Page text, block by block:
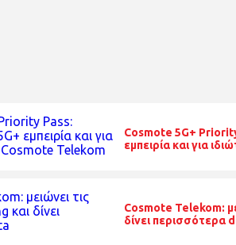
Cosmote 5G+
εμπειρία και για
Cosmote Telekom:
δίνει περισσότερα